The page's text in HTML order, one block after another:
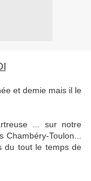
et demie mais il le
... sur notre
Toulon...
du tout le temps de